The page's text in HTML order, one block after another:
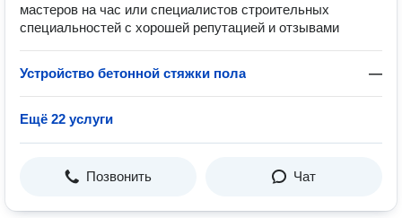
мастеров на час или специалистов строительных
специальностей с хорошей репутацией и отзывами
Устройство бетонной стяжки пола —
Ещё 22 услуги
Позвонить Чат